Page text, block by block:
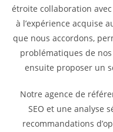
étroite collaboration
à l’expérience acquise
que nous accordons,
problématiques de
ensuite proposer un
Notre agence de
SEO et une analyse
recommandations